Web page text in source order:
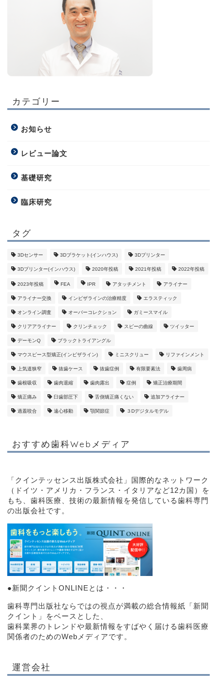
カテゴリー
お知らせ
レビュー論文
基礎研究
臨床研究
タグ
3Dセンサー 3Dブラケット(インハウス) 3Dプリンター
3Dプリンター(インハウス) 2020年投稿 2021年投稿 2022年投稿
2023年投稿 FEA IPR アタッチメント アライナー
アライナー交換 インビザラインの治療精度 エラスティック
オンライン調査 オーバーコレクション ガミースマイル
クリアアライナー クリンチェック スピーの曲線 ツイッター
デーモンQ ブラックトライアングル
マウスピース型矯正(インビザライン) ミニスクリュー リファインメント
上気道狭窄 抜歯ケース 抜歯症例 有限要素法 歯周病
歯根吸収 歯肉退縮 歯肉露出 症例 矯正治療期間
矯正痛み 臼歯部圧下 舌側矯正痛くない 追加アライナー
過蓋咬合 遠心移動 顎関節症 ３Dデジタルモデル
おすすめ歯科Webメディア
「クインテッセンス出版株式会社」 国際的なネットワーク
（ドイツ・アメリカ・フランス・イタリアなど12カ国）を
もち、歯科医療、技術の最新情報を発信している歯科専門
の出版会社です。
●新聞クイントONLINEとは・・・
歯科専門出版社ならではの視点が満載の総合情報紙「新聞
クイント」をベースとした、
歯科業界のトレンドや最新情報をすばやく届ける歯科医療
関係者のためのWebメディアです。
運営会社